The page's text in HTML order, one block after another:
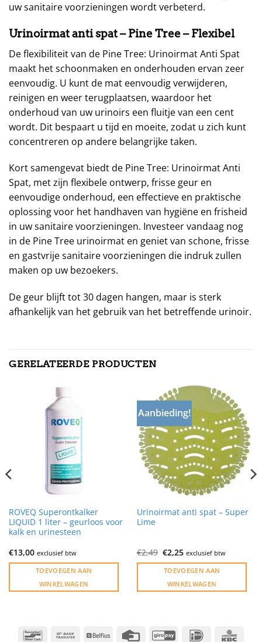
uw sanitaire voorzieningen wordt verbeterd.
Urinoirmat anti spat – Pine Tree – Flexibel
De flexibiliteit van de Pine Tree: Urinoirmat Anti Spat
maakt het schoonmaken en onderhouden ervan zeer
eenvoudig. U kunt de mat eenvoudig verwijderen,
reinigen en weer terugplaatsen, waardoor het
onderhoud van uw urinoirs een fluitje van een cent
wordt. Dit bespaart u tijd en moeite, zodat u zich kunt
concentreren op andere belangrijke taken.
Kort samengevat biedt de Pine Tree: Urinoirmat Anti
Spat, met zijn flexibele ontwerp, frisse geur en
eenvoudige onderhoud, een effectieve en praktische
oplossing voor het handhaven van hygiëne en frisheid
in uw sanitaire voorzieningen. Investeer vandaag nog
in de Pine Tree urinoirmat en geniet van schone, frisse
en gastvrije sanitaire voorzieningen die indruk zullen
maken op uw bezoekers.
De geur blijft tot 30 dagen hangen, maar is sterk
afhankelijk van het gebruik van het betreffende urinoir.
GERELATEERDE PRODUCTEN
ROVEQ Superontkalker
LIQUID 1 liter – geurloos voor
kalk en urinesteen
€13,00 exclusief btw
TOEVOEGEN AAN
WINKELWAGEN
Aanbieding!
Urinoirmat anti spat – Super
Lime
€2,49 Oorspronkelijke
prijs
was:
€2,49.
€2,25Huidige
prijs
is:
€2,25.
exclusief btw
TOEVOEGEN AAN
WINKELWAGEN
BancontactBank
Belfius
Credit
GiroPay IDeal